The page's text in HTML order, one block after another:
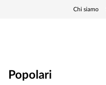
Chi siamo
Popolari